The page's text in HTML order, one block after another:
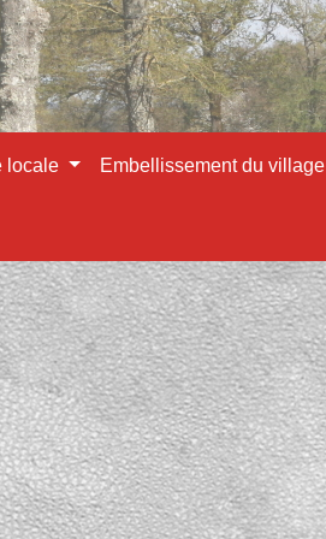
locale Embellissement du village